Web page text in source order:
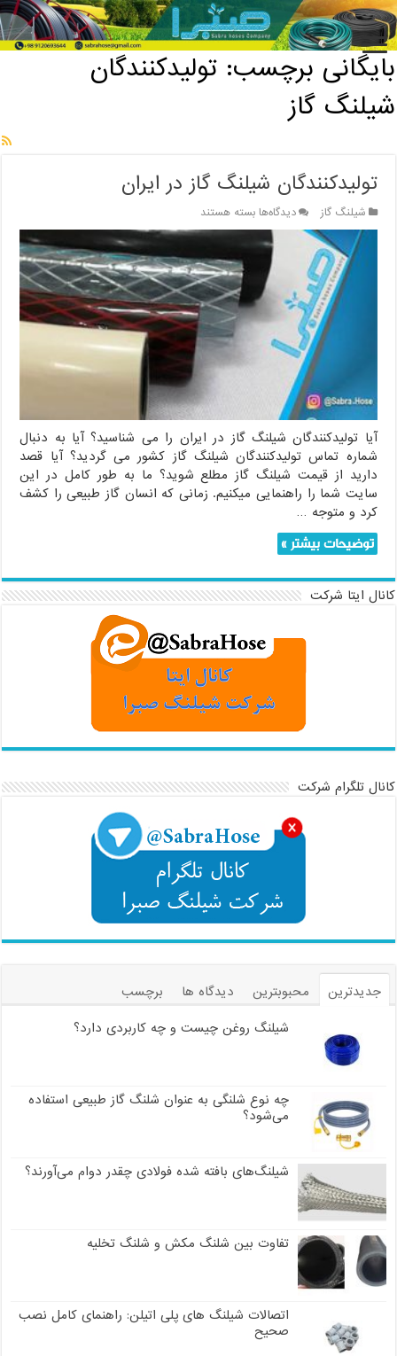
خانه / بایگانی برچسب: تولیدکنندگان شیلنگ گاز
بایگانی برچسب:تولیدکنندگان
شیلنگ گاز
تولیدکنندگان شیلنگ گاز در ایران
شیلنگ گاز دیدگاه‌هابرای
تولیدکنندگان
ایران
بسته هستند
آیا تولیدکنندگان شیلنگ گاز در ایران را می شناسید؟ آیا به دنبال
شماره تماس تولیدکنندگان شیلنگ گاز کشور می گردید؟ آیا قصد
دارید از قیمت شیلنگ گاز مطلع شوید؟ ما به طور کامل در این
سایت شما را راهنمایی میکنیم. زمانی که انسان گاز طبیعی را کشف
کرد و متوجه …
توضیحات بیشتر »
کانال ایتا شرکت
کانال تلگرام شرکت
جدیدترین محبوبترین دیدگاه ها
برچسب
شیلنگ روغن چیست و چه کاربردی دارد؟
چه نوع شلنگی به عنوان شلنگ گاز طبیعی استفاده
می‌شود؟
شیلنگ‌های بافته شده فولادی چقدر دوام می‌آورند؟
تفاوت بین شلنگ مکش و شلنگ تخلیه
اتصالات شیلنگ های پلی اتیلن: راهنمای کامل نصب
صحیح